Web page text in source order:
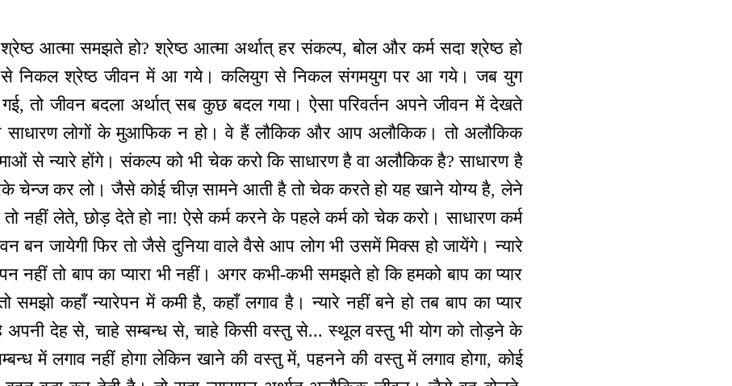
आत्मा समझते हो? श्रेष्ठ आत्मा अर्थात् हर संकल्प, बोल और कर्म सदा श्रेष्ठ हो
से निकल श्रेष्ठ जीवन में आ गये। कलियुग से निकल संगमयुग पर आ गये। जब युग
तो जीवन बदला अर्थात् सब कुछ बदल गया। ऐसा परिवर्तन अपने जीवन में देखते
साधारण लोगों के मुआफिक न हो। वे हैं लौकिक और आप अलौकिक। तो अलौकिक
से न्यारे होंगे। संकल्प को भी चेक करो कि साधारण है वा अलौकिक है? साधारण है
चेन्ज कर लो। जैसे कोई चीज़ सामने आती है तो चेक करते हो यह खाने योग्य है, लेने
तो नहीं लेते, छोड़ देते हो ना! ऐसे कर्म करने के पहले कर्म को चेक करो। साधारण कर्म
बन जायेगी फिर तो जैसे दुनिया वाले वैसे आप लोग भी उसमें मिक्स हो जायेंगे। न्यारे
नहीं तो बाप का प्यारा भी नहीं। अगर कभी-कभी समझते हो कि हमको बाप का प्यार
समझो कहाँ न्यारेपन में कमी है, कहाँ लगाव है। न्यारे नहीं बने हो तब बाप का प्यार
अपनी देह से, चाहे सम्बन्ध से, चाहे किसी वस्तु से... स्थूल वस्तु भी योग को तोड़ने के
में लगाव नहीं होगा लेकिन खाने की वस्तु में, पहनने की वस्तु में लगाव होगा, कोई